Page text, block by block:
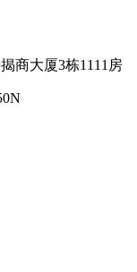
商大厦3栋1111房